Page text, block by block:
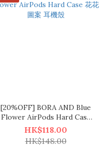
[20%OFF] BORA AND Blue
Flower AirPods Hard Case
花花圖案 耳機殼
HK$118.00
HK$148.00